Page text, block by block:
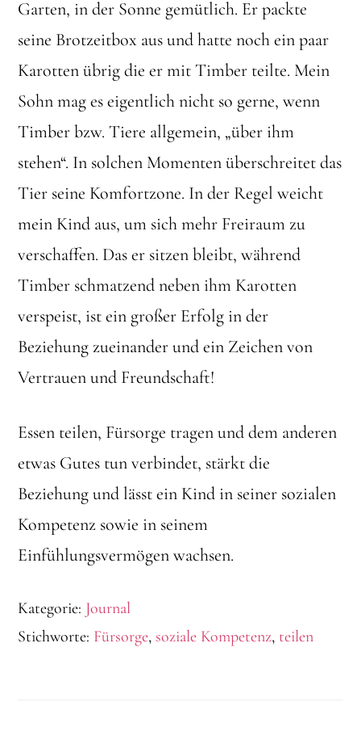
Garten, in der Sonne gemütlich. Er packte
seine Brotzeitbox aus und hatte noch ein paar
Karotten übrig die er mit Timber teilte. Mein
Sohn mag es eigentlich nicht so gerne, wenn
Timber bzw. Tiere allgemein, „über ihm
stehen“. In solchen Momenten überschreitet das
Tier seine Komfortzone. In der Regel weicht
mein Kind aus, um sich mehr Freiraum zu
verschaffen. Das er sitzen bleibt, während
Timber schmatzend neben ihm Karotten
verspeist, ist ein großer Erfolg in der
Beziehung zueinander und ein Zeichen von
Vertrauen und Freundschaft!
Essen teilen, Fürsorge tragen und dem anderen
etwas Gutes tun verbindet, stärkt die
Beziehung und lässt ein Kind in seiner sozialen
Kompetenz sowie in seinem
Einfühlungsvermögen wachsen.
Kategorie: Journal
Stichworte: Fürsorge, soziale Kompetenz, teilen